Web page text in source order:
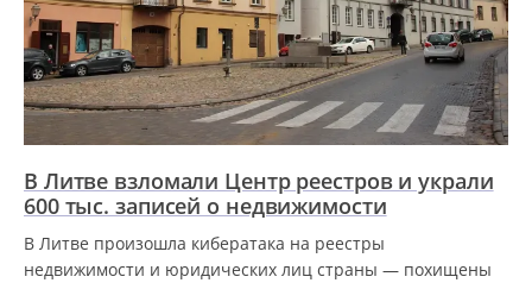
В Литве взломали Центр реестров и украли
600 тыс. записей о недвижимости
В Литве произошла кибератака на реестры
недвижимости и юридических лиц страны — похищены